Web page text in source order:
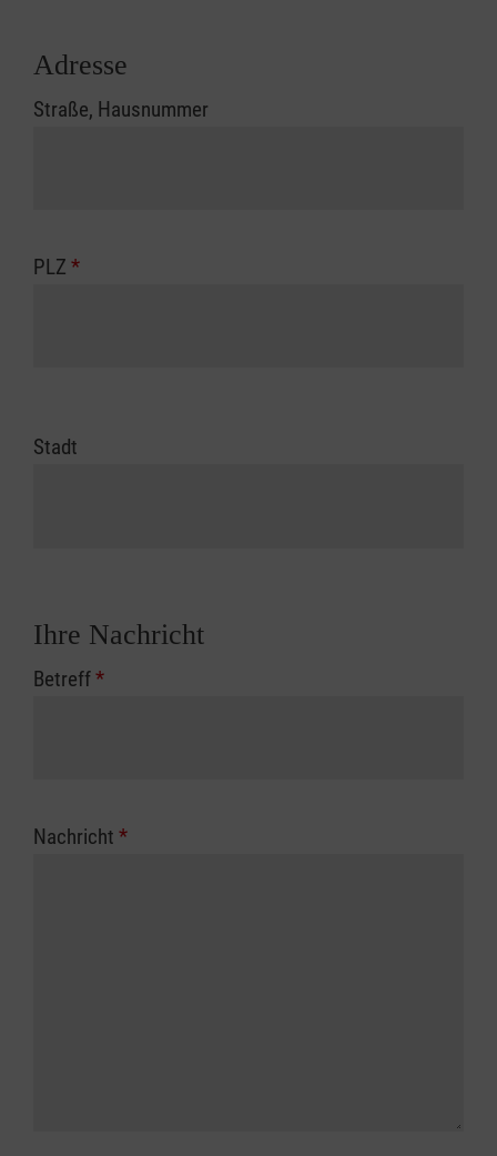
Adresse
Straße, Hausnummer
PLZ *
Stadt
Ihre Nachricht
Betreff*
Nachricht *